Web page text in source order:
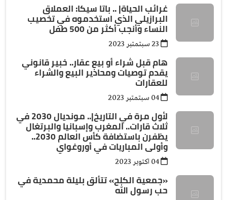
غرائب الحياة| .. باتا سيكا: العملاق
البرازيلي الذي استخدموه في تخصيب
النساء وأنجب أكثر من 500 طفل
هام قبل شراء أو بيع عقار.. خبير قانوني
يقدم توصيات ومحاذير البيع والشراء
للعقارات
لأول مرة في التاريخ|.. مونديال 2030 في
ثلاث قارات.. المغرب وإسبانيا والبرتغال
يظفرن باستضافة كأس العالم 2030..
وأولى المباريات في أوروغواي
«جمعية الكلح» تتألق بليلة محمدية في
حب رسول الله